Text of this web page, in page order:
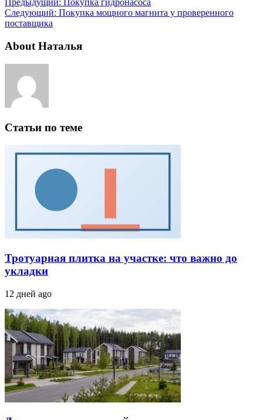
Предыдущий: Покупка гидронасоса
Следующий: Покупка мощного магнита у проверенного
поставщика
About Наталья
Статьи по теме
Тротуарная плитка на участке: что важно до
укладки
12 дней ago